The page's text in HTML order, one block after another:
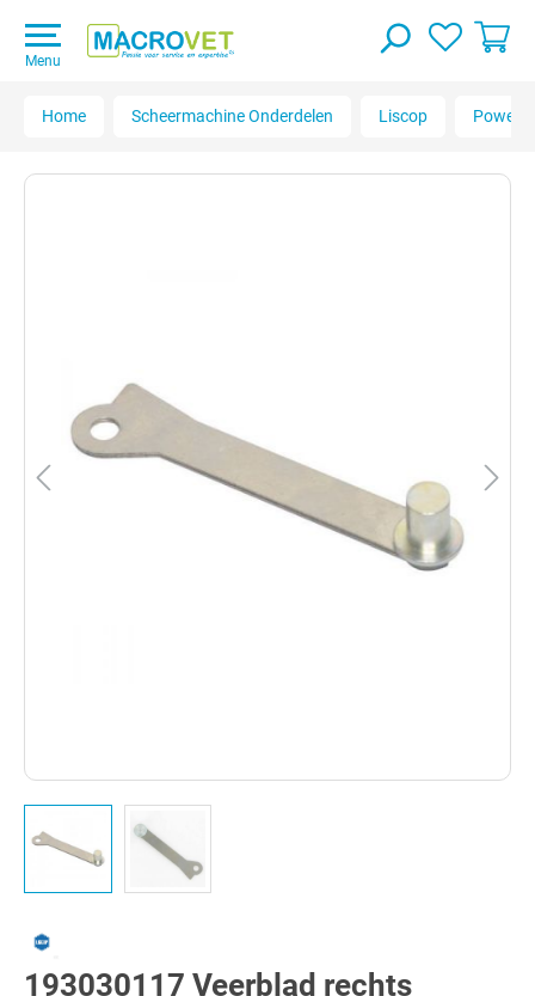
Menu
Home Scheermachine Onderdelen Liscop
193030117 Veerblad rechts